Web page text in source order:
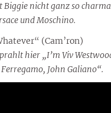
Biggie nicht ganz so
und Moschino.
(Cam’ron)
hier „I’m Viv
John Galiano“.